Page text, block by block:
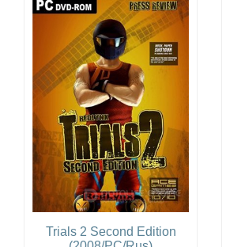
Trials 2 Second Edition